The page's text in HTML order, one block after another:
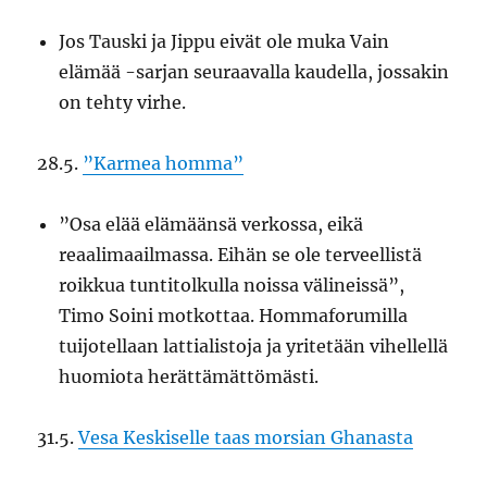
Jos Tauski ja Jippu eivät ole muka Vain
elämää -sarjan seuraavalla kaudella, jossakin
on tehty virhe.
28.5. ”Karmea homma”
”Osa elää elämäänsä verkossa, eikä
reaalimaailmassa. Eihän se ole terveellistä
roikkua tuntitolkulla noissa välineissä”,
Timo Soini motkottaa. Hommaforumilla
tuijotellaan lattialistoja ja yritetään vihellellä
huomiota herättämättömästi.
31.5.Vesa Keskiselle taas morsian Ghanasta